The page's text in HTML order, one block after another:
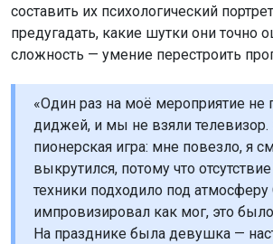
составить их психологический
предугадать, какие шутки они точно
сложность — умение перестроить
«Один раз на моё мероприятие не
диджей, и мы не взяли
пионерская игра: мне повезло, я
выкрутился, потому что
техники подходило под
импровизировал как мог, это
На празднике была девушка —